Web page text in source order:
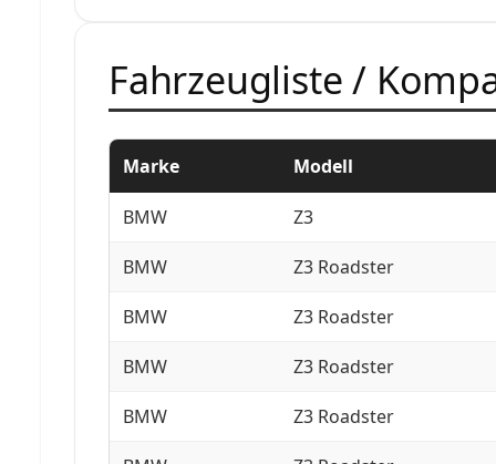
Fahrzeugliste /
Marke Modell
BMW Z3
BMW Z3 Roadster
BMW Z3 Roadster
BMW Z3 Roadster
BMW Z3 Roadster